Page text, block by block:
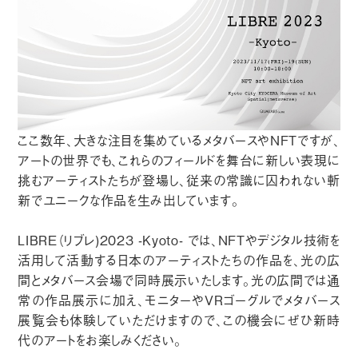
ここ数年、大きな注目を集めているメタバースやNFTですが、
アートの世界でも、これらのフィールドを舞台に新しい表現に
挑むアーティストたちが登場し、従来の常識に囚われない斬
新でユニークな作品を生み出しています。
LIBRE（リブレ)2023 -Kyoto- では、NFTやデジタル技術を
活用して活動する日本のアーティストたちの作品を、光の広
間とメタバース会場で同時展示いたします。光の広間では通
常の作品展示に加え、モニターやVRゴーグルでメタバース
展覧会も体験していただけますので、この機会にぜひ新時
代のアートをお楽しみください。